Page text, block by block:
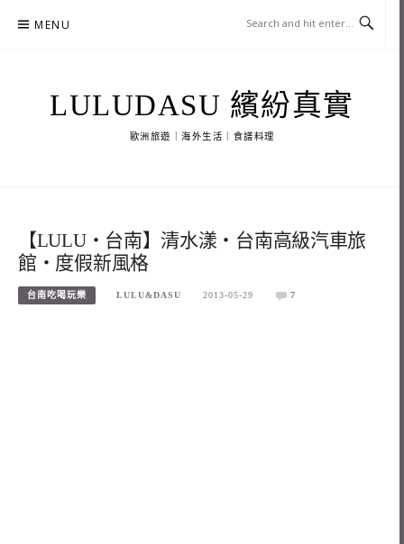
MENU
LULUDASU 繽紛真實
歐洲旅遊｜海外生活｜食譜料理
【LULU‧台南】清水漾‧台南高級汽車旅
館‧度假新風格
台南吃喝玩樂 LULU&DASU 2013-05-29 7